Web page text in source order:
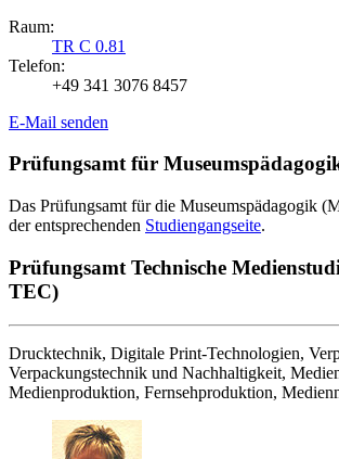
Raum:
TR C 0.81
Telefon:
+49 341 3076 8457
E-Mail senden
Prüfungsamt für
Das Prüfungsamt für die Museumspädagogik
der entsprechenden Studiengangseite.
Prüfungsamt Technische
TEC)
Drucktechnik, Digitale Print-Technologien,
Verpackungstechnik und Nachhaltigkeit,
Medienproduktion, Fernsehproduktion,